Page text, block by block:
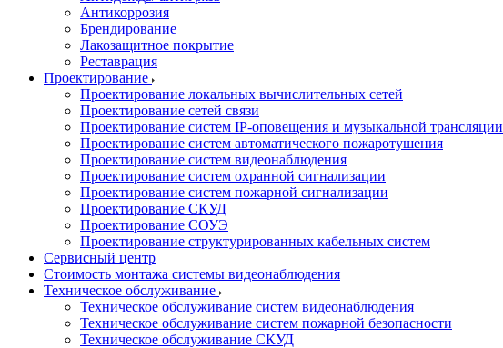
Антикоррозия
Брендирование
Лакозащитное покрытие
Реставрация
Проектирование
Проектирование локальных вычислительных сетей
Проектирование сетей связи
Проектирование систем IP-оповещения и музыкальной трансляции
Проектирование систем автоматического пожаротушения
Проектирование систем видеонаблюдения
Проектирование систем охранной сигнализации
Проектирование систем пожарной сигнализации
Проектирование СКУД
Проектирование СОУЭ
Проектирование структурированных кабельных систем
Сервисный центр
Стоимость монтажа системы видеонаблюдения
Техническое обслуживание
Техническое обслуживание систем видеонаблюдения
Техническое обслуживание систем пожарной безопасности
Техническое обслуживание СКУД